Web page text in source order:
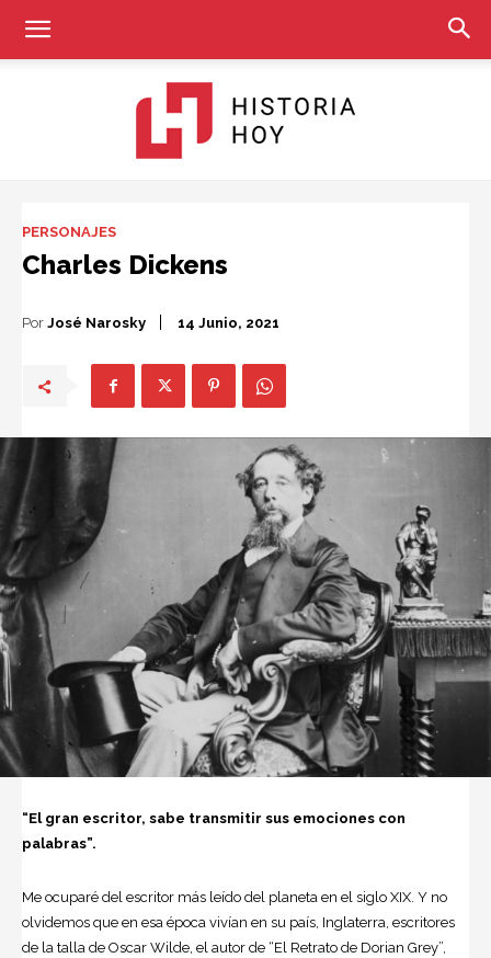
PERSONAJES
Charles Dickens
Por José Narosky 14 Junio, 2021
“El gran escritor, sabe transmitir sus emociones con
palabras”.
Me ocuparé del escritor más leído del planeta en el siglo XIX. Y no
olvidemos que en esa época vivían en su país, Inglaterra, escritores
de la talla de Oscar Wilde, el autor de “El Retrato de Dorian Grey”,